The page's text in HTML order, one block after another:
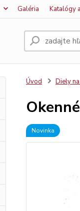
Galéria Katalógy
Úvod Diely
Novinka